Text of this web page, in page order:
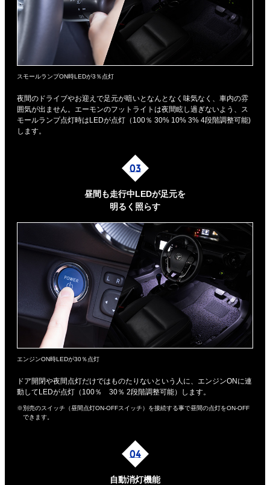
スモールランプON時LEDが3％点灯
夜間のドライブやお迎えで足元が暗いとなんとなく味気なく、車内の雰
囲気が出ません。エーモンのフットライトは夜間眩し過ぎないよう、ス
モールランプ点灯時はLEDが点灯（100％ 30% 10% 3% 4段階調整可能)
します。
昼間も走行中LEDが足元を
明るく照らす
エンジンON時LEDが30％点灯
ドア開閉や夜間点灯だけではものたりないという人に、エンジンONに連
動してLEDが点灯（100％ 30％ 2段階調整可能）します。
※別売のスイッチ（昼間点灯ON-OFFスイッチ）を接続する事で昼間の点灯をON-OFF
できます。
自動消灯機能